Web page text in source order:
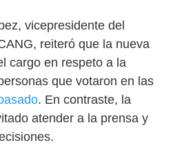
vicepresidente del
reiteró que la nueva
cargo en respeto a la
que votaron en las
. En contraste, la
atender a la prensa y